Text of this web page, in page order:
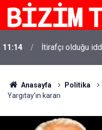
11:10 Yusuf Tekin
Anasayfa Politika
Yargıtay'ın kararı